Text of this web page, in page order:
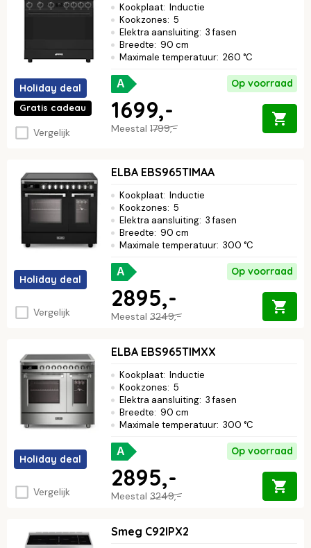
Holiday deal
Gratis cadeau
Vergelijk
Kookplaat: Inductie
Kookzones: 5
Elektra aansluiting: 3 fasen
Breedte: 90 cm
Maximale temperatuur: 260 °C
A Op voorraad
Meestal 1799,-
1699,-
Holiday deal
Vergelijk
ELBA EBS965TIMAA
Kookplaat: Inductie
Kookzones: 5
Elektra aansluiting: 3 fasen
Breedte: 90 cm
Maximale temperatuur: 300 °C
A Op voorraad
Meestal 3249,-
2895,-
Holiday deal
Vergelijk
ELBA EBS965TIMXX
Kookplaat: Inductie
Kookzones: 5
Elektra aansluiting: 3 fasen
Breedte: 90 cm
Maximale temperatuur: 300 °C
A Op voorraad
Meestal 3249,-
2895,-
Smeg C92IPX2